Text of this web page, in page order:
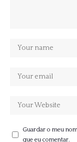
Guardar o meu
que eu comentar.